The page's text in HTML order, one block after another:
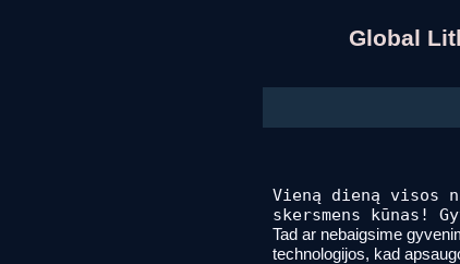
Global
Vieną dieną visos
skersmens kūnas!
Tad ar nebaigsime
technologijos, kad